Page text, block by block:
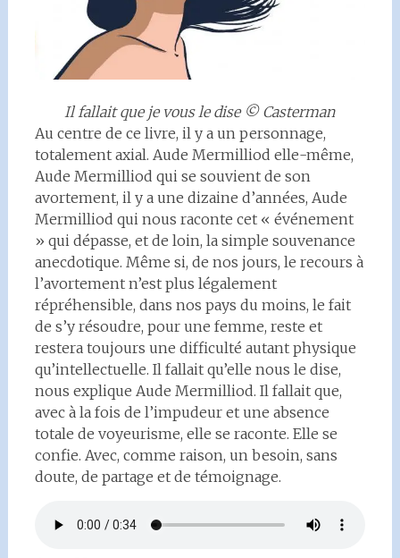
Il fallait que je vous le dise © Casterman
Au centre de ce livre, il y a un personnage,
totalement axial. Aude Mermilliod elle-même,
Aude Mermilliod qui se souvient de son
avortement, il y a une dizaine d’années, Aude
Mermilliod qui nous raconte cet « événement
» qui dépasse, et de loin, la simple souvenance
anecdotique. Même si, de nos jours, le recours à
l’avortement n’est plus légalement
répréhensible, dans nos pays du moins, le fait
de s’y résoudre, pour une femme, reste et
restera toujours une difficulté autant physique
qu’intellectuelle. Il fallait qu’elle nous le dise,
nous explique Aude Mermilliod. Il fallait que,
avec à la fois de l’impudeur et une absence
totale de voyeurisme, elle se raconte. Elle se
confie. Avec, comme raison, un besoin, sans
doute, de partage et de témoignage.